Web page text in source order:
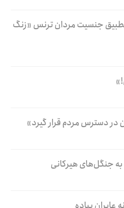
جنسیت مردان ترنس «زنگ
در دسترس مردم قرار گیرد»
جنگل‌های هیرکانی